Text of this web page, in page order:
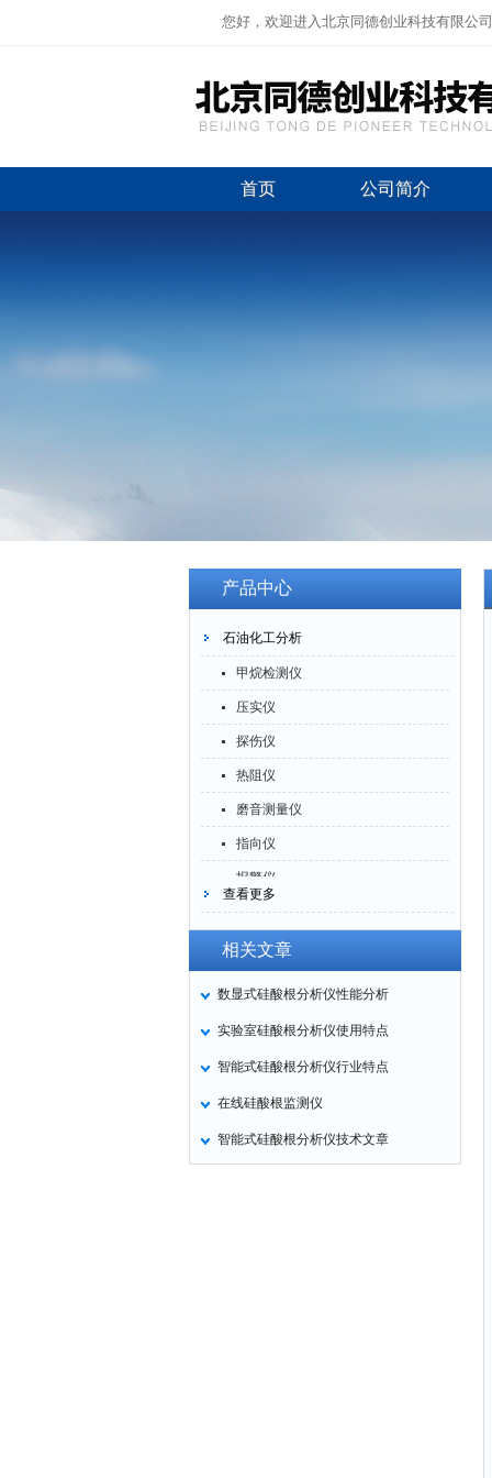
您好，欢迎进入北京同德创业科技有限公司
首页 公司简介
产品中心
石油化工分析
甲烷检测仪
压实仪
探伤仪
热阻仪
磨音测量仪
指向仪
报警仪
灰分仪
氮氧化物仪
计算机
查看更多
相关文章
数显式硅酸根分析仪性能分析
实验室硅酸根分析仪使用特点
智能式硅酸根分析仪行业特点
在线硅酸根监测仪
智能式硅酸根分析仪技术文章